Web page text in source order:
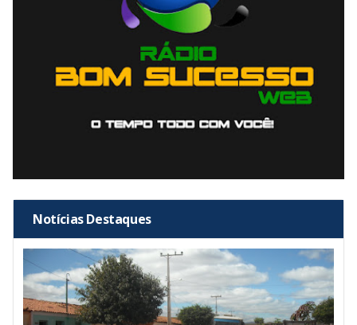
Notícias Destaques